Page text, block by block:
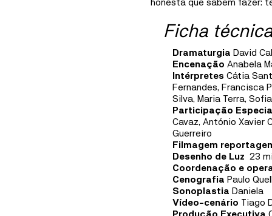
honesta que sabem fazer:
Ficha
Dramaturgia David
EncenaçãoAnabela
Intérpretes Cátia
Fernandes, Francisca
Silva, Maria Terra,
Participação Especial
Cavaz, António Xavier
Guerreiro
Filmagem
Desenho de Luz 23
Coordenação e
Cenografia Paulo
Sonoplastia Daniela
Vídeo-cenário Tiago